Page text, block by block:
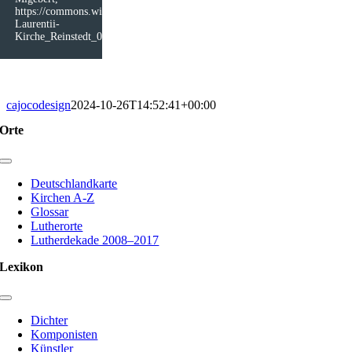
https://commons.wikimedia.org/wiki/File:Sankt-
Laurentii-
Kirche_Reinstedt_01.jpg)
cajocodesign2024-10-26T14:52:41+00:00
Orte
Toggle
NavigationDeutschlandkarte
Kirchen A-Z
Glossar
Lutherorte
Lutherdekade 2008–2017
Lexikon
Toggle
Navigation
Dichter
Komponisten
Künstler